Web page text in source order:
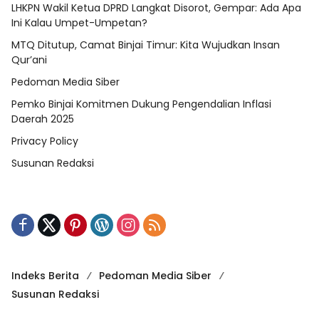
LHKPN Wakil Ketua DPRD Langkat Disorot, Gempar: Ada Apa
Ini Kalau Umpet-Umpetan?
MTQ Ditutup, Camat Binjai Timur: Kita Wujudkan Insan
Qur’ani
Pedoman Media Siber
Pemko Binjai Komitmen Dukung Pengendalian Inflasi
Daerah 2025
Privacy Policy
Susunan Redaksi
Indeks Berita
Pedoman Media Siber
Susunan Redaksi